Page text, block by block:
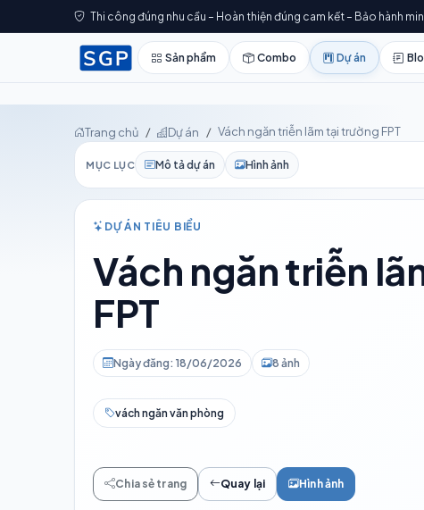
Thi công đúng nhu cầu – Hoàn thiện đúng cam kết – Bảo hành
Sản phẩm Combo Dự án
Trang chủ Dự án Vách ngăn triễn lãm tại trường FPT
MỤC LỤC Mô tả dự án Hình ảnh
DỰ ÁN TIÊU BIỂU
Vách ngăn triễn
FPT
Ngày đăng: 18/06/2026 8 ảnh
vách ngăn văn phòng
Chia sẻ trang Quay lại Hình ảnh